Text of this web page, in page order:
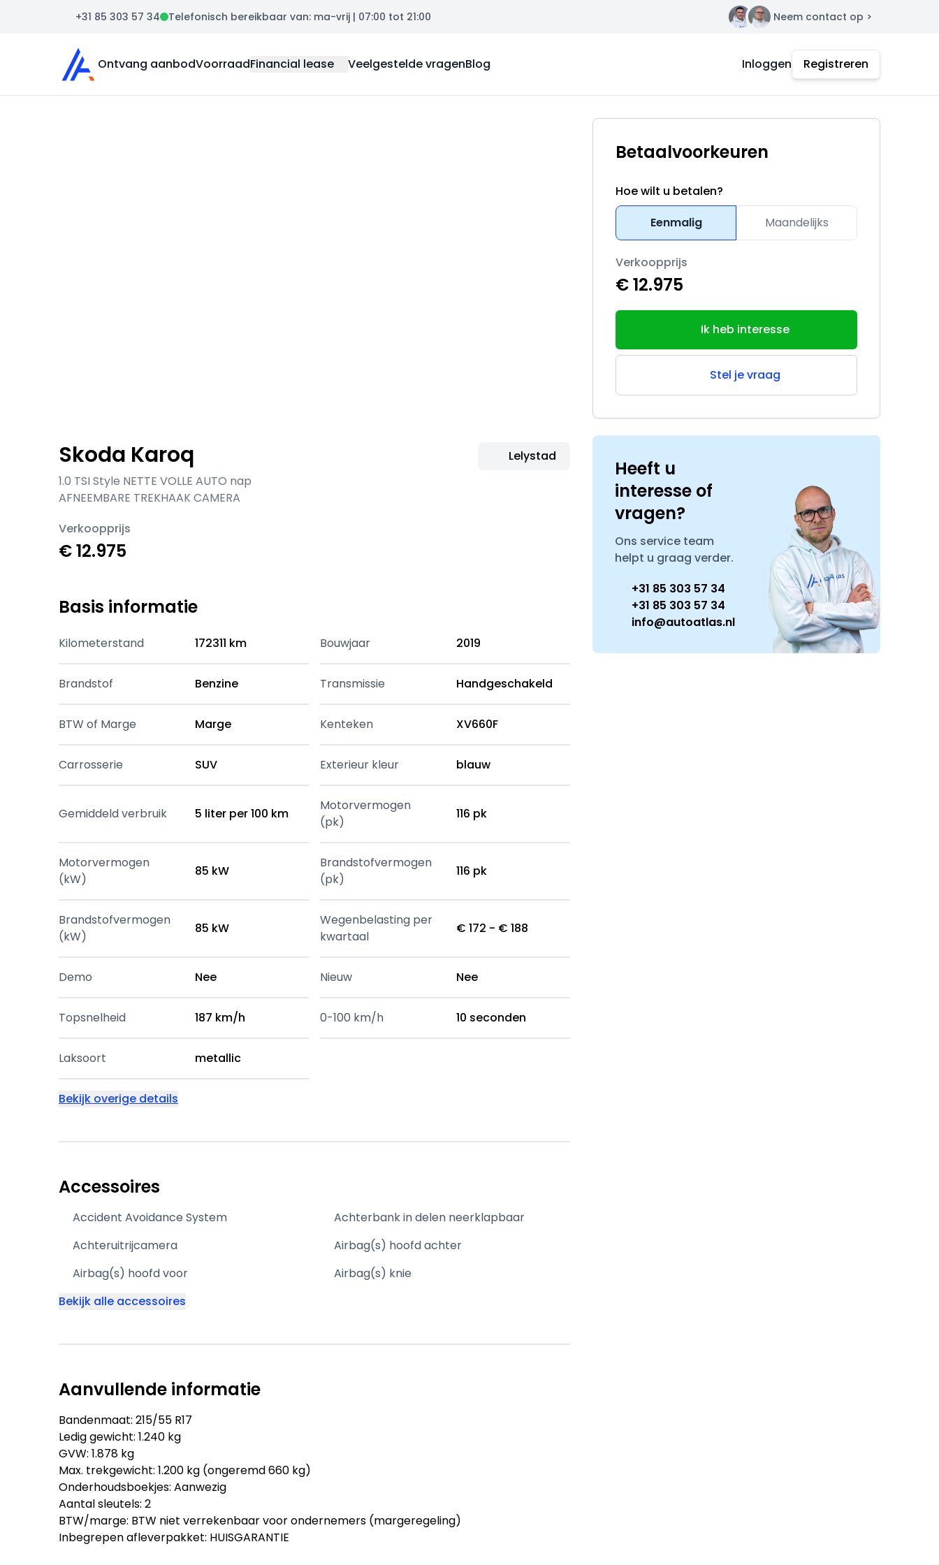
+31 85 303 57 34 Telefonisch bereikbaar van: ma-vrij | 07:00 tot 21:00 Contact Neem contact op >
Auto Atlas
Ontvang aanbodVoorraadFinancial lease Veelgestelde vragenBlog Inloggen Registreren
Skoda Karoq
1.0 TSI Style NETTE VOLLE AUTO nap
AFNEEMBARE TREKHAAK CAMERA
Lelystad
Verkoopprijs
€ 12.975
Betaalvoorkeuren
Hoe wilt u betalen?
Eenmalig
Maandelijks
Verkoopprijs
€ 12.975
Ik heb interesse
Stel je vraag
Heeft u
interesse of
vragen?
Ons service team
helpt u graag verder.
+31 85 303 57 34
+31 85 303 57 34
info@autoatlas.nl
Basis informatie
Kilometerstand 172311 km Bouwjaar 2019
Brandstof Benzine Transmissie Handgeschakeld
BTW of Marge Marge Kenteken XV660F
Carrosserie SUV Exterieur kleur blauw
Gemiddeld verbruik 5 liter per 100 km
Motorvermogen
(pk)
116 pk
Motorvermogen
(kW)
85 kW
Brandstofvermogen
(pk)
116 pk
Brandstofvermogen
(kW)
85 kW
Wegenbelasting per
kwartaal
€ 172 - € 188
Demo Nee Nieuw Nee
Topsnelheid 187 km/h 0-100 km/h 10 seconden
Laksoort metallic
Bekijk overige details
Accessoires
Accident Avoidance System
Achterbank in delen neerklapbaar
Achteruitrijcamera
Airbag(s) hoofd achter
Airbag(s) hoofd voor
Airbag(s) knie
Bekijk alle accessoires
Aanvullende informatie
Bandenmaat: 215/55 R17
Ledig gewicht: 1.240 kg
GVW: 1.878 kg
Max. trekgewicht: 1.200 kg (ongeremd 660 kg)
Onderhoudsboekjes: Aanwezig
Aantal sleutels: 2
BTW/marge: BTW niet verrekenbaar voor ondernemers (margeregeling)
Inbegrepen afleverpakket: HUISGARANTIE